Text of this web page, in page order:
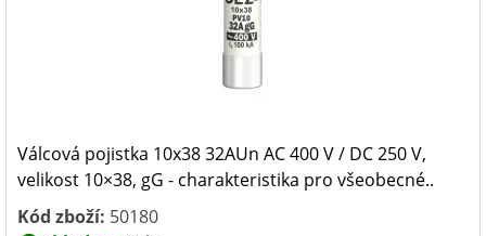
Válcová pojistka 10x38 32AUn AC 400 V / DC 250 V,
velikost 10×38, gG - charakteristika pro všeobecné..
Kód zboží: 50180